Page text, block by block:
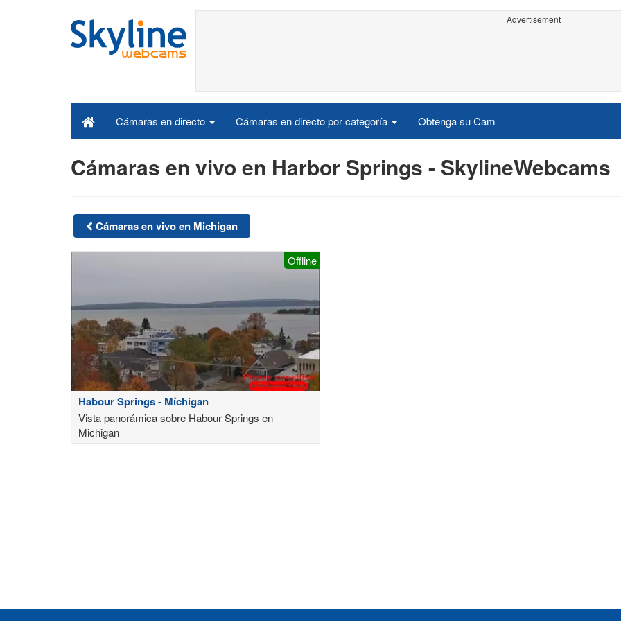
Advertisement
Cámaras en directo Cámaras en directo por categoría Obtenga su Cam
Cámaras en vivo en Harbor Springs - SkylineWebcams
Cámaras en vivo en Michigan
Offline
Habour Springs - Míchigan
Vista panorámica sobre Habour Springs en
Michigan